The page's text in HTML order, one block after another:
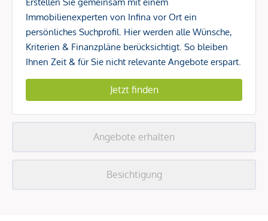
Immobilienexperten von Infina vor Ort ein
persönliches Suchprofil. Hier werden alle Wünsche,
Kriterien & Finanzpläne berücksichtigt. So bleiben
Ihnen Zeit & für Sie nicht relevante Angebote erspart.
Jetzt finden
Angebote erhalten
Besichtigung